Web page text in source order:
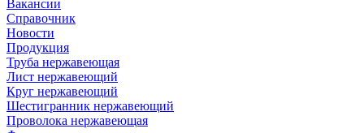
Вакансии
Справочник
Новости
Продукция
Труба нержавеющая
Лист нержавеющий
Круг нержавеющий
Шестигранник нержавеющий
Проволока нержавеющая